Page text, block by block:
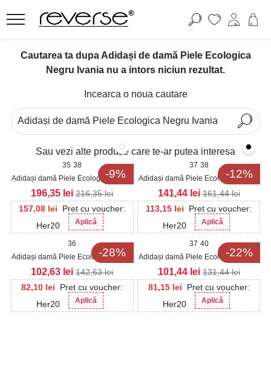
Cautarea ta dupa Adidași de damă Piele Ecologica
Negru Ivania nu a intors niciun rezultat.
Incearca o noua cautare
Sau vezi alte produse care te-ar putea interesa
-9%
35 38
Adidași damă Piele Ecologica Negru
Nicko
157,08 lei
Pret cu voucher:
Her20
Aplică
196,35 lei 216,35lei
-12%
37 38
Adidași damă Piele Ecologica Negru
Lainy
113,15 lei
Pret cu voucher:
Her20
Aplică
141,44 lei 161,44lei
-28%
36
Adidași damă Piele Ecologica Negru
Kayen
82,10 lei
Pret cu voucher:
Her20
Aplică
102,63 lei 142,63lei
-22%
37 40
Adidași damă Piele Ecologica Negru
Ineza2
81,15 lei
Pret cu voucher:
Her20
Aplică
101,44 lei 131,44lei